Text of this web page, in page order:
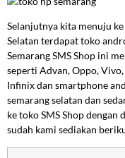
Selanjutnya kita menuju
Selatan terdapat toko
Semarang SMS Shop ini
seperti Advan, Oppo, Vivo,
Infinix dan smartphone
semarang selatan dan
ke toko SMS Shop dengan
sudah kami sediakan